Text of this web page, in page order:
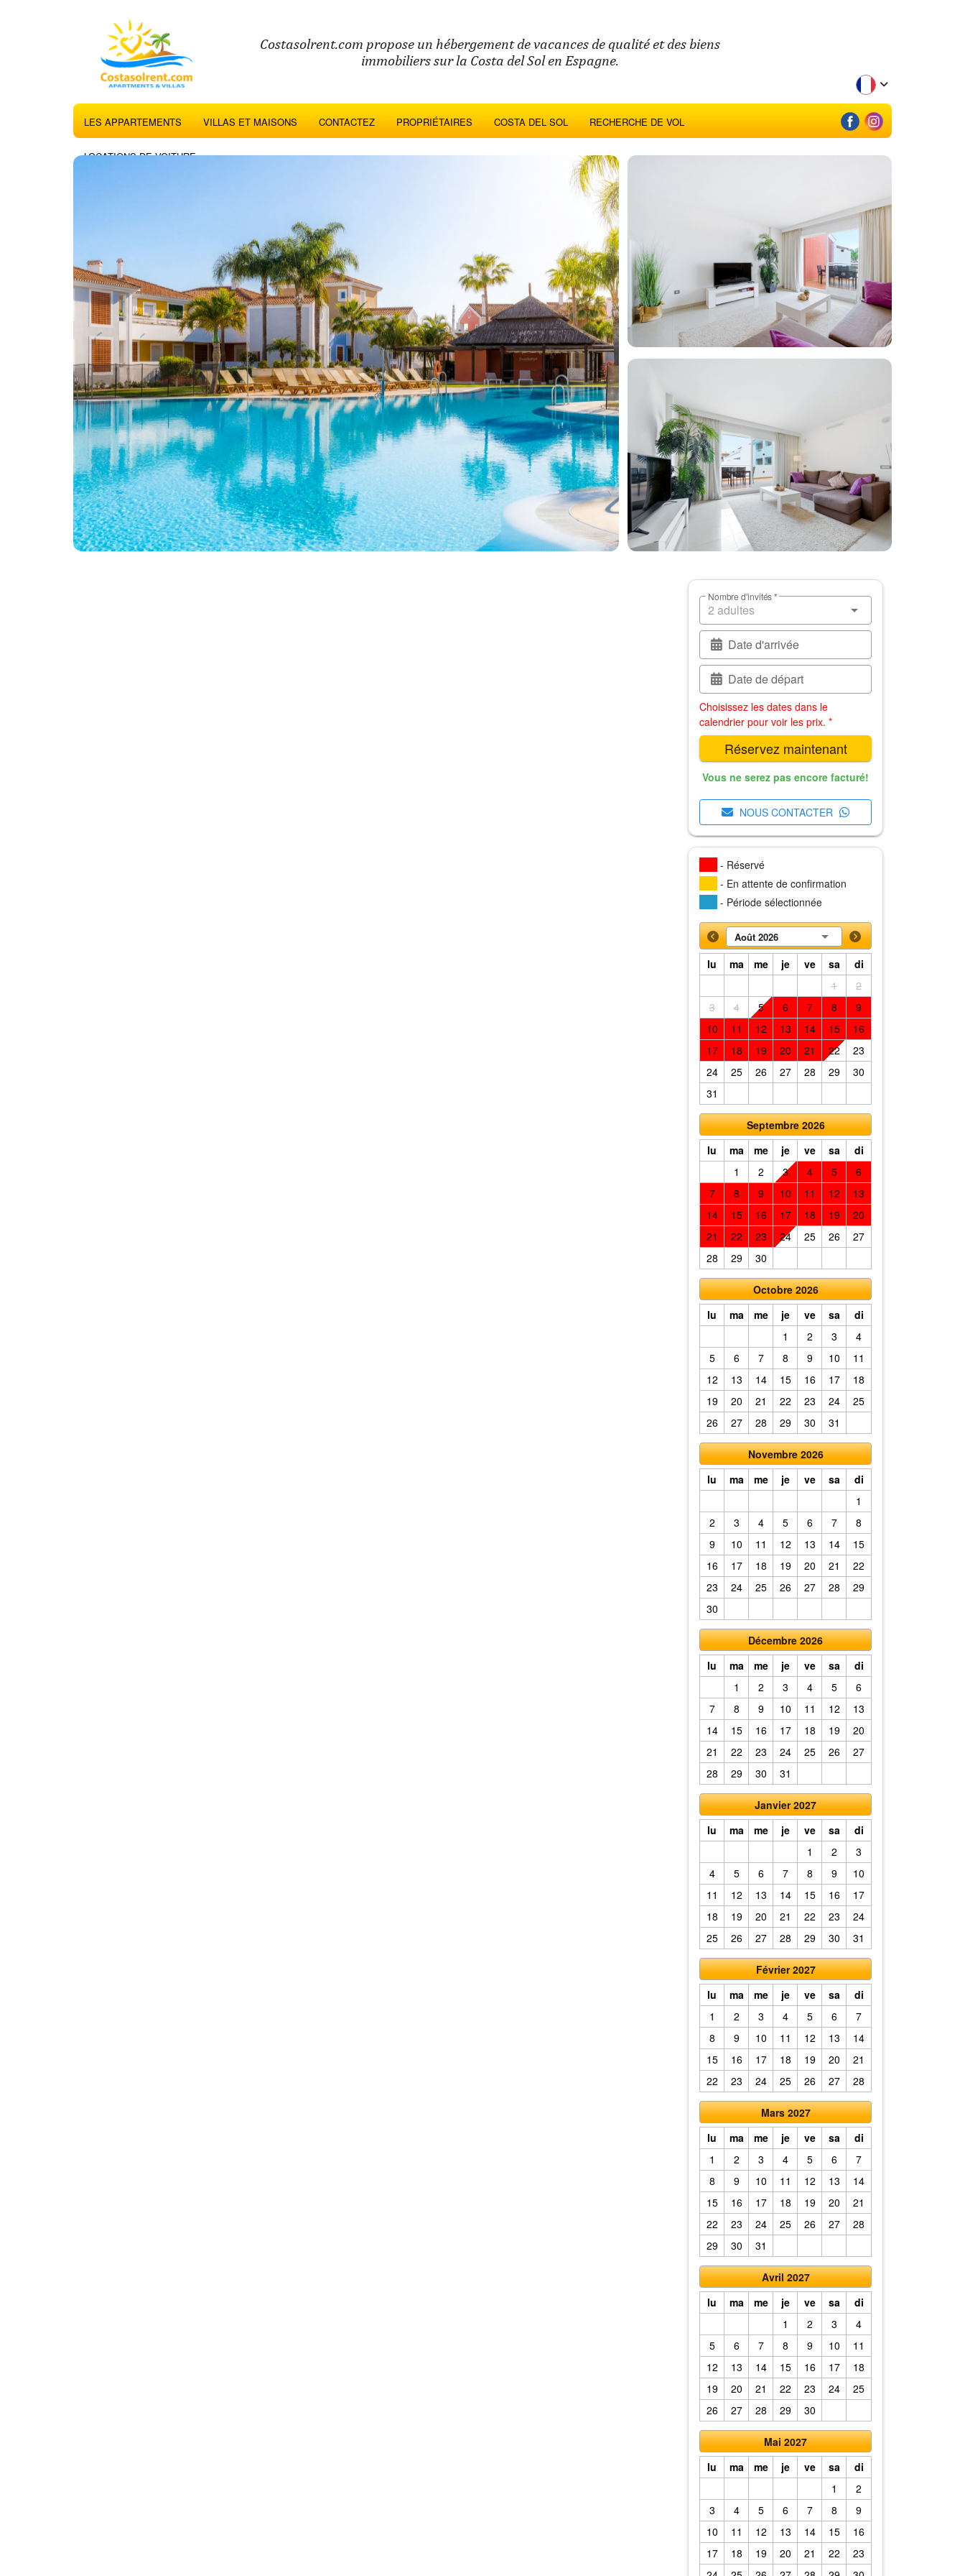
Costasolrent.com propose un hébergement de vacances de qualité et des biens
immobiliers sur la Costa del Sol en Espagne.
LES APPARTEMENTS VILLAS ET MAISONS CONTACTEZ PROPRIÉTAIRES COSTA DEL SOL RECHERCHE DE VOL
LOCATIONS DE VOITURE
Nombre d'invités *
Date d'arrivée
Date de départ
Choisissez les dates dans le
calendrier pour voir les prix. *
Réservez maintenant
Vous ne serez pas encore facturé!
NOUS CONTACTER
- Réservé
- En attente de confirmation
- Période sélectionnée
Août 2026
lu ma me je ve sa
di
1
2
3
4 5 6 7 8
9
10
11 12 13 14 15
16
17
18 19 20 21 22
23
24
25 26 27 28 29
30
31
Septembre 2026
lu
ma me je ve sa
di
1
2 3 4 5
6
7
8 9 10 11 12
13
14
15 16 17 18 19
20
21
22 23 24 25 26
27
28
29 30
Octobre 2026
lu
ma me je ve sa
di
1
2 3
4
5
6 7 8 9 10
11
12
13 14 15 16 17
18
19
20 21 22 23 24
25
26
27 28 29 30 31
Novembre 2026
lu
ma me je ve sa
di
1
2
3 4 5 6 7
8
9
10 11 12 13 14
15
16
17 18 19 20 21
22
23
24 25 26 27 28
29
30
Décembre 2026
lu
ma me je ve sa
di
1
2 3 4 5
6
7
8 9 10 11 12
13
14
15 16 17 18 19
20
21
22 23 24 25 26
27
28
29 30 31
Janvier 2027
lu
ma me je ve sa
di
1
2
3
4
5 6 7 8 9
10
11
12 13 14 15 16
17
18
19 20 21 22 23
24
25
26 27 28 29 30 31
Février 2027
lu
ma me je ve sa
di
1
2 3 4 5 6
7
8
9 10 11 12 13
14
15
16 17 18 19 20
21
22
23 24 25 26 27 28
Mars 2027
lu
ma me je ve sa
di
1
2 3 4 5 6
7
8
9 10 11 12 13
14
15
16 17 18 19 20
21
22
23 24 25 26 27
28
29
30 31
Avril 2027
lu
ma me je ve sa
di
1
2 3
4
5
6 7 8 9 10
11
12
13 14 15 16 17
18
19
20 21 22 23 24
25
26
27 28 29 30
Mai 2027
lu
ma me je ve sa
di
1
2
3
4 5 6 7 8
9
10
11 12 13 14 15
16
17
18 19 20 21 22
23